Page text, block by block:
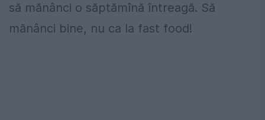
să mănânci o săptămînă întreagă. Să
mănânci bine, nu ca la fast food!